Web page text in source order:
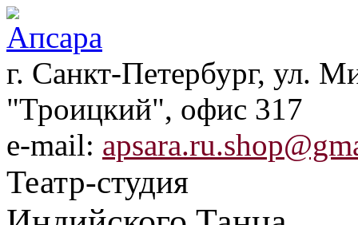
г. Санкт-Петербург, ул.
"Троицкий", офис 317
e-mail:
Театр-студия